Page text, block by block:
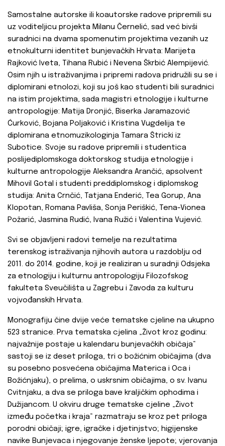
Samostalne autorske ili koautorske radove pripremili su
uz voditeljicu projekta Milanu Černelić, sad već bivši
suradnici na dvama spomenutim projektima vezanih uz
etnokulturni identitet bunjevačkih Hrvata: Marijeta
Rajković Iveta, Tihana Rubić i Nevena Škrbić Alempijević.
Osim njih u istraživanjima i pripremi radova pridružili su se i
diplomirani etnolozi, koji su još kao studenti bili suradnici
na istim projektima, sada magistri etnologije i kulturne
antropologije: Matija Dronjić, Biserka Jaramazović
Ćurković, Bojana Poljaković i Kristina Vugdelija te
diplomirana etnomuzikologinja Tamara Štricki iz
Subotice. Svoje su radove pripremili i studentica
poslijediplomskoga doktorskog studija etnologije i
kulturne antropologije Aleksandra Arančić, apsolvent
Mihovil Gotal i studenti preddiplomskog i diplomskog
studija: Anita Crnčić, Tatjana Enderić, Tea Gorup, Ana
Klopotan, Romana Pavliša, Sonja Periškić, Tena-Vionea
Požarić, Jasmina Rudić, Ivana Ružić i Valentina Vujević.
Svi se objavljeni radovi temelje na rezultatima
terenskog istraživanja njihovih autora u razdoblju od
2011. do 2014. godine, koji je realiziran u suradnji Odsjeka
za etnologiju i kulturnu antropologiju Filozofskog
fakulteta Sveučilišta u Zagrebu i Zavoda za kulturu
vojvođanskih Hrvata.
Monografiju čine dvije veće tematske cjeline na ukupno
523 stranice. Prva tematska cjelina „Život kroz godinu:
najvažnije postaje u kalendaru bunjevačkih običaja“
sastoji se iz deset priloga, tri o božićnim običajima (dva
su posebno posvećena običajima Materica i Oca i
Božićnjaku), o prelima, o uskrsnim običajima, o sv. Ivanu
Cvitnjaku, a dva se priloga bave kraljičkim ophodima i
Dužijancom. U okviru druge tematske cjeline „Život
između početka i kraja“ razmatraju se kroz pet priloga
porodni običaji; igre, igračke i djetinjstvo; higijenske
navike Bunjevaca i njegovanje ženske ljepote; vjerovanja